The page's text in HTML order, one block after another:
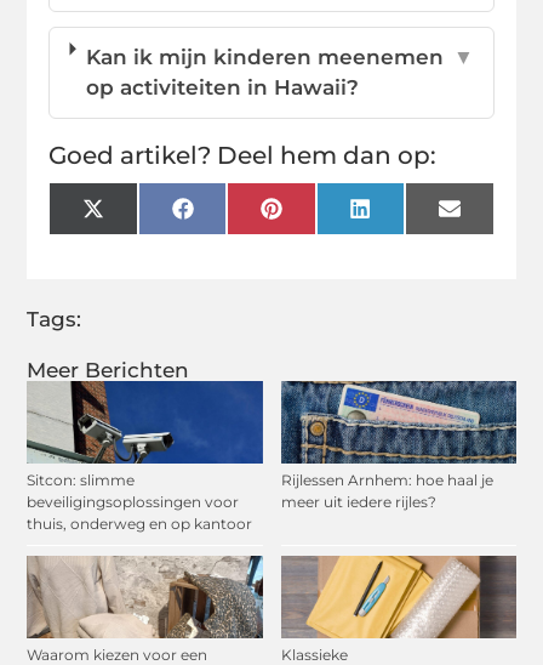
Meer Berichten
Sitcon: slimme
beveiligingsoplossingen voor
thuis, onderweg en op kantoor
Rijlessen Arnhem: hoe haal je
meer uit iedere rijles?
Waarom kiezen voor een
Klassieke
Kan ik mijn kinderen meenemen
op activiteiten in Hawaii?
▼
Goed artikel? Deel hem dan op:
X
(Twitter)
FacebookPinterestLinkedInEmail
Tags: